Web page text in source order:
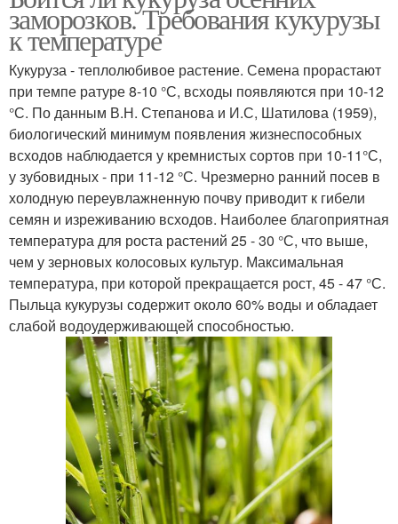
заморозков. Требования кукурузы
к температуре
Кукуруза - теплолюбивое растение. Семена прорастают
при темпе ратуре 8-10 °С, всходы появляются при 10-12
°С. По данным В.Н. Степанова и И.С, Шатилова (1959),
биологический минимум появления жизнеспособных
всходов наблюдается у кремнистых сортов при 10-11°С,
у зубовидных - при 11-12 °С. Чрезмерно ранний посев в
холодную переувлажненную почву приводит к гибели
семян и изреживанию всходов. Наиболее благоприятная
температура для роста растений 25 - 30 °С, что выше,
чем у зерновых колосовых культур. Максимальная
температура, при которой прекращается рост, 45 - 47 °С.
Пыльца кукурузы содержит около 60% воды и обладает
слабой водоудерживающей способностью.